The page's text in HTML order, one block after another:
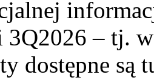
– tj.
dostępne są